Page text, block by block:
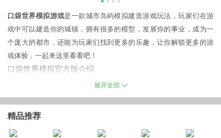
口袋世界模拟游戏是一款城市岛屿模拟建造游戏玩法，玩家们在游
戏中可以建造你的城镇，拥有很多的模型，发展你的事业，成为一
个庞大的都市，还能为玩家们找到更多的乐趣，让你解锁更多的游
戏体验，一起来这里看看吧！
口袋世界模拟官方版介绍
口袋世界模拟是一个模拟建造消磨时间的游戏，在这个游戏中，您
丽的城市，亲历城市的壮丽嬗变，逐渐扩展和完善，最终成为繁华
的大都市。
展开全部
精品推荐